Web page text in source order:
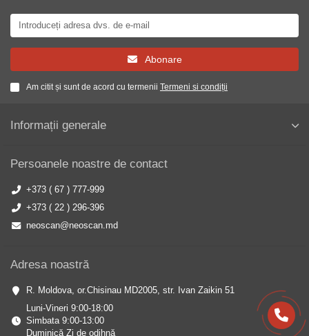
Abonare
Am citit și sunt de acord cu termenii Termeni si condiții
Informații generale
Persoanele noastre de contact
+373 ( 67 ) 777-999
+373 ( 22 ) 296-396
neoscan@neoscan.md
Adresa noastră
R. Moldova, or.Chisinau MD2005, str. Ivan Zaikin 51
Luni-Vineri 9:00-18:00
Simbata 9:00-13:00
Duminică Zi de odihnă